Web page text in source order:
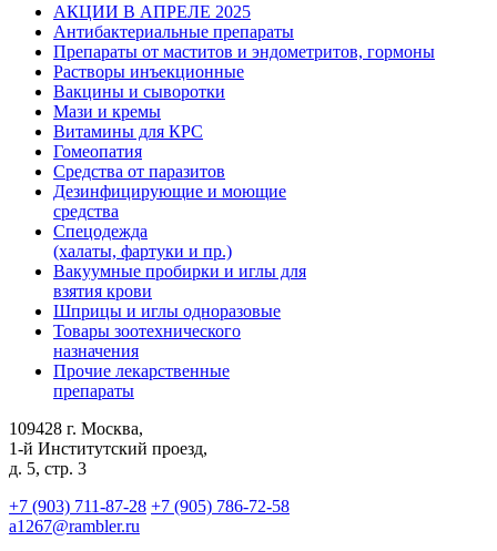
АКЦИИ В АПРЕЛЕ 2025
Антибактериальные препараты
Препараты от маститов и эндометритов, гормоны
Растворы инъекционные
Вакцины и сыворотки
Мази и кремы
Витамины для КРС
Гомеопатия
Средства от паразитов
Дезинфицирующие и моющие
средства
Спецодежда
(халаты, фартуки и пр.)
Вакуумные пробирки и иглы для
взятия крови
Шприцы и иглы одноразовые
Товары зоотехнического
назначения
Прочие лекарственные
препараты
109428 г. Москва,
1-й Институтский проезд,
д. 5, стр. 3
+7 (903) 711-87-28 +7 (905) 786-72-58
a1267@rambler.ru